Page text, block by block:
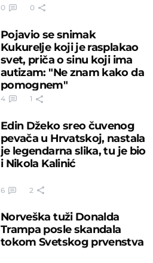
0 0
Pojavio se snimak
Kukurelje koji je rasplakao
svet, priča o sinu koji ima
autizam: "Ne znam kako da
pomognem"
4 1
Edin Džeko sreo čuvenog
pevača u Hrvatskoj, nastala
je legendarna slika, tu je bio
i Nikola Kalinić
6 2
Norveška tuži Donalda
Trampa posle skandala
tokom Svetskog prvenstva